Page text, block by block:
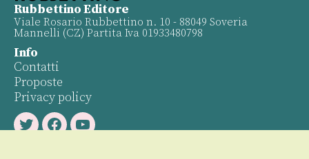
Rubbettino Editore
Viale Rosario Rubbettino n. 10 - 88049 Soveria
Mannelli (CZ) Partita Iva 01933480798
Info
Contatti
Proposte
Privacy policy
TwitterFacebookYoutube